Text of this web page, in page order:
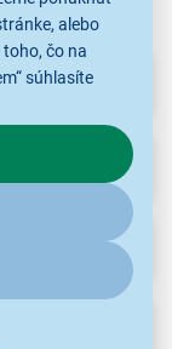
alebo
čo na
súhlasíte
reklám.
cookies a